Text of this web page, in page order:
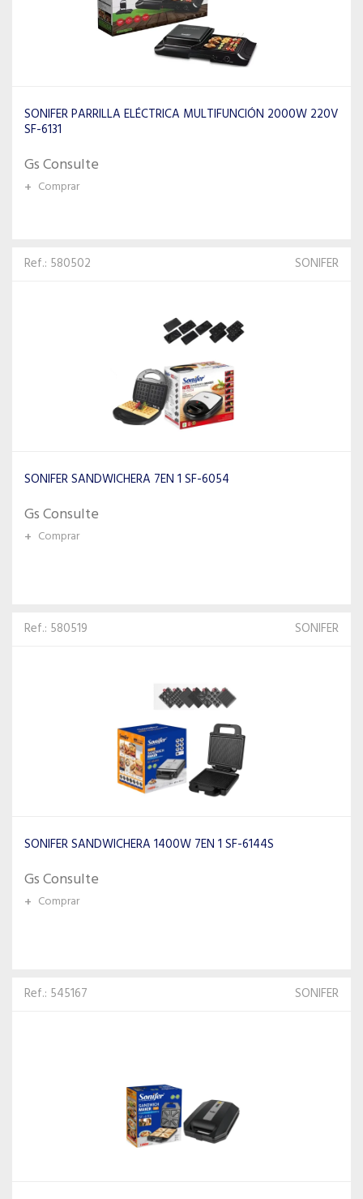
SONIFER PARRILLA ELÉCTRICA MULTIFUNCIÓN 2000W 220V
SF-6131
Gs Consulte
+ Comprar
Ref.: 580502 SONIFER
SONIFER SANDWICHERA 7EN 1 SF-6054
Gs Consulte
+ Comprar
Ref.: 580519 SONIFER
SONIFER SANDWICHERA 1400W 7EN 1 SF-6144S
Gs Consulte
+ Comprar
Ref.: 545167 SONIFER